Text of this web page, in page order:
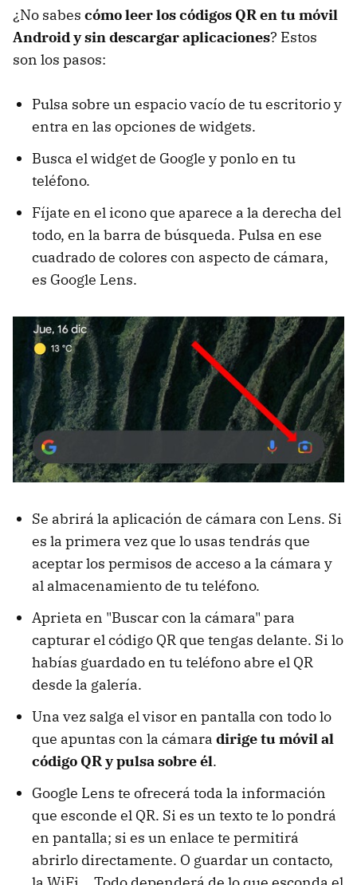
¿No sabes cómo leer los códigos QR en tu móvil
Android y sin descargar aplicaciones? Estos
son los pasos:
Pulsa sobre un espacio vacío de tu escritorio y
entra en las opciones de widgets.
Busca el widget de Google y ponlo en tu
teléfono.
Fíjate en el icono que aparece a la derecha del
todo, en la barra de búsqueda. Pulsa en ese
cuadrado de colores con aspecto de cámara,
es Google Lens.
Se abrirá la aplicación de cámara con Lens. Si
es la primera vez que lo usas tendrás que
aceptar los permisos de acceso a la cámara y
al almacenamiento de tu teléfono.
Aprieta en "Buscar con la cámara" para
capturar el código QR que tengas delante. Si lo
habías guardado en tu teléfono abre el QR
desde la galería.
Una vez salga el visor en pantalla con todo lo
que apuntas con la cámara dirige tu móvil al
código QR y pulsa sobre él.
Google Lens te ofrecerá toda la información
que esconde el QR. Si es un texto te lo pondrá
en pantalla; si es un enlace te permitirá
abrirlo directamente. O guardar un contacto,